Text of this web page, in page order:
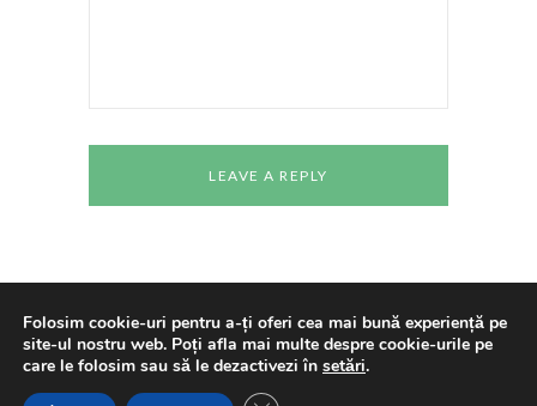
Copyright © 2024 All rights reserved Casa de
Cultură a Studenților Timișoara Made With
Cenaclul "Pavel Dan"
Folosim cookie-uri pentru a-ți oferi cea mai bună experiență pe
site-ul nostru web. Poți afla mai multe despre cookie-urile pe
care le folosim sau să le dezactivezi în setări.